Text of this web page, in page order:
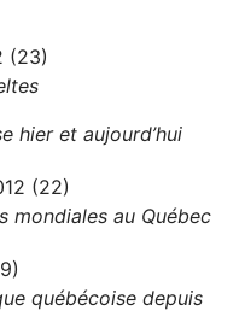
(23)
hier et aujourd’hui
(22)
mondiales au Québec
québécoise depuis